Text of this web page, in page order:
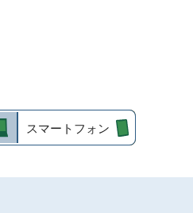
スマートフォン